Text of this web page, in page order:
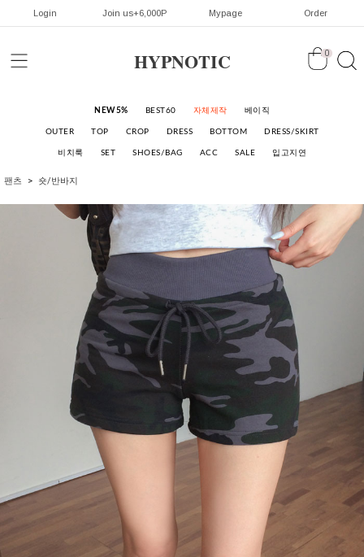
Login Join us+6,000P Mypage Order
HYPNOTIC 0
NEW5% BEST60 자체제작 베이직
OUTER TOP CROP DRESS BOTTOM DRESS/SKIRT
비치룩 SET SHOES/BAG ACC SALE 입고지연
팬츠 숏/반바지